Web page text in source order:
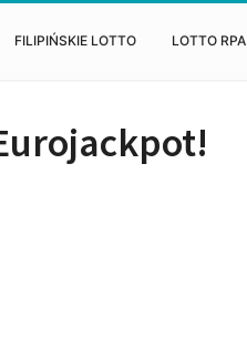
FILIPIŃSKIE LOTTO LOTTO RPA